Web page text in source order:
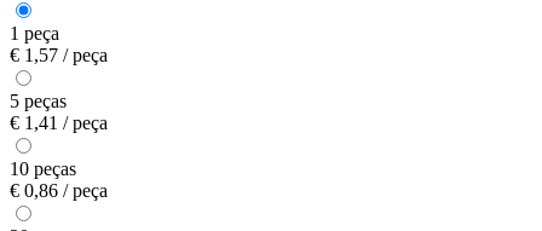
1 peça
€ 1,57 / peça
5 peças
€ 1,41 / peça
10 peças
€ 0,86 / peça